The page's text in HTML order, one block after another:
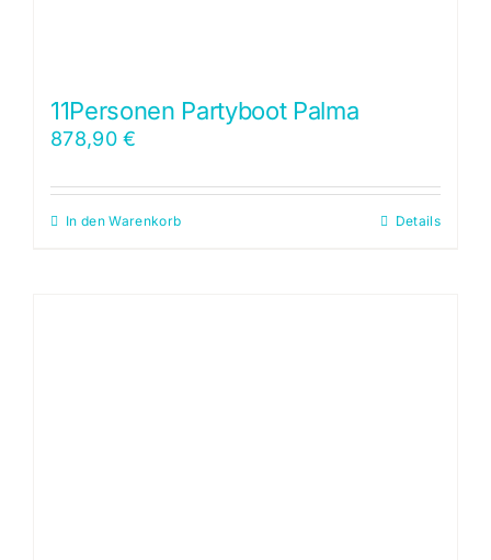
11Personen Partyboot Palma
878,90€
In den Warenkorb Details